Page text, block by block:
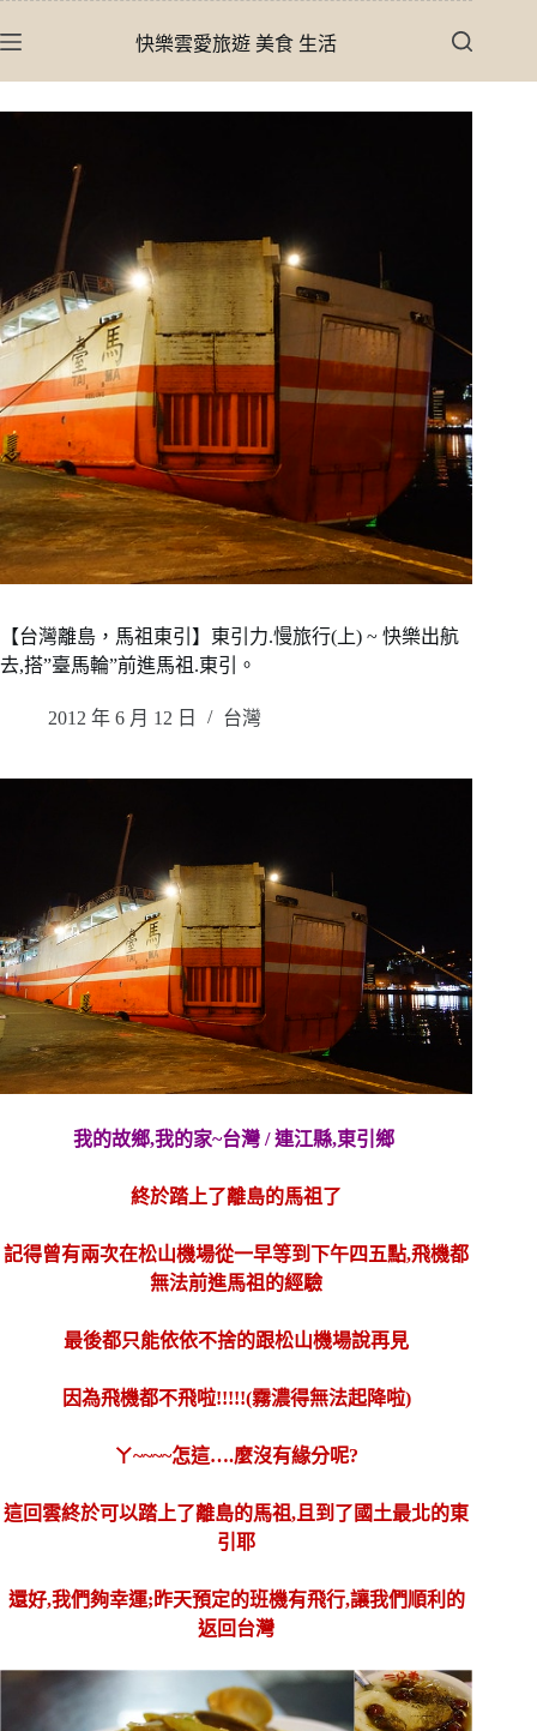
至
快樂雲愛旅遊 美食 生活
【台灣離島，馬祖東引】東引力.慢旅行(上) ~ 快樂出航
去,搭”臺馬輪”前進馬祖.東引。
2012 年 6 月 12 日 台灣
我的故鄉,我的家~台灣 / 連江縣,東引鄉
終於踏上了離島的馬祖了
記得曾有兩次在松山機場從一早等到下午四五點,飛機都
無法前進馬祖的經驗
最後都只能依依不捨的跟松山機場說再見
因為飛機都不飛啦!!!!!(霧濃得無法起降啦)
ㄚ~~~~怎這….麼沒有緣分呢?
這回雲終於可以踏上了離島的馬祖,且到了國土最北的東
引耶
還好,我們夠幸運;昨天預定的班機有飛行,讓我們順利的
返回台灣